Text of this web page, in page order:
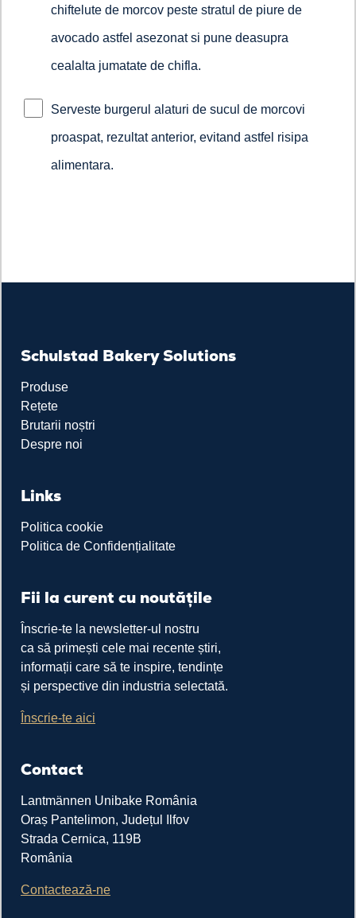
chiftelute de morcov peste stratul de piure de
avocado astfel asezonat si pune deasupra
cealalta jumatate de chifla.
Serveste burgerul alaturi de sucul de morcovi
proaspat, rezultat anterior, evitand astfel risipa
alimentara.
Schulstad Bakery Solutions
Produse
Rețete
Brutarii noștri
Despre noi
Links
Politica cookie
Politica de Confidențialitate
Fii la curent cu noutățile
Înscrie-te la newsletter-ul nostru
ca să primești cele mai recente știri,
informații care să te inspire, tendințe
și perspective din industria selectată.
Înscrie-te aici
Contact
Lantmännen Unibake România
Oraș Pantelimon, Județul Ilfov
Strada Cernica, 119B
România
Contactează-ne